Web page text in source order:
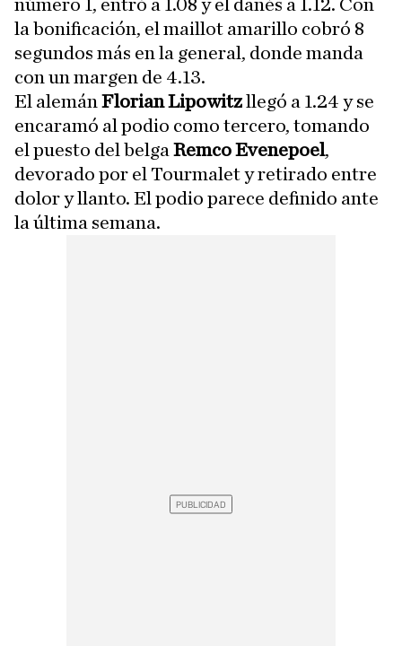
número 1, entró a 1.08 y el danés a 1.12. Con
la bonificación, el maillot amarillo cobró 8
segundos más en la general, donde manda
con un margen de 4.13.
El alemán Florian Lipowitzllegó a 1.24 y se
encaramó al podio como tercero, tomando
el puesto del belga Remco Evenepoel,
devorado por el Tourmalet y retirado entre
dolor y llanto. El podio parece definido ante
la última semana.